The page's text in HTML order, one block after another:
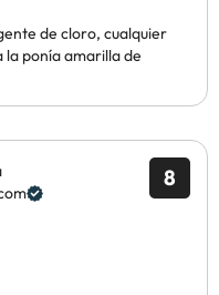
de cloro, cualquier
la ponía amarilla de
8